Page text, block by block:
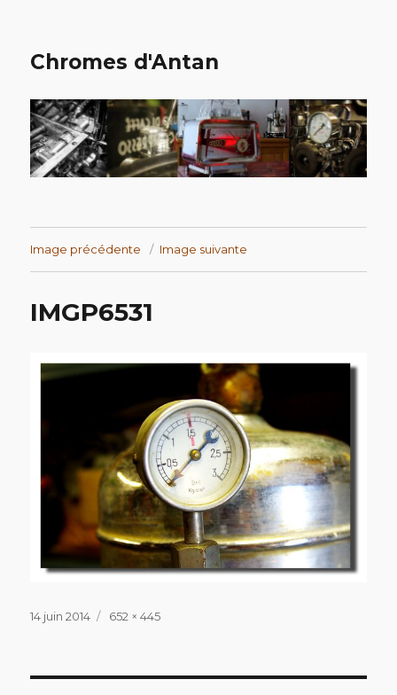
Chromes d'Antan
Image précédente Image suivante
IMGP6531
Publié
14 juin 2014
Taille
652 × 445